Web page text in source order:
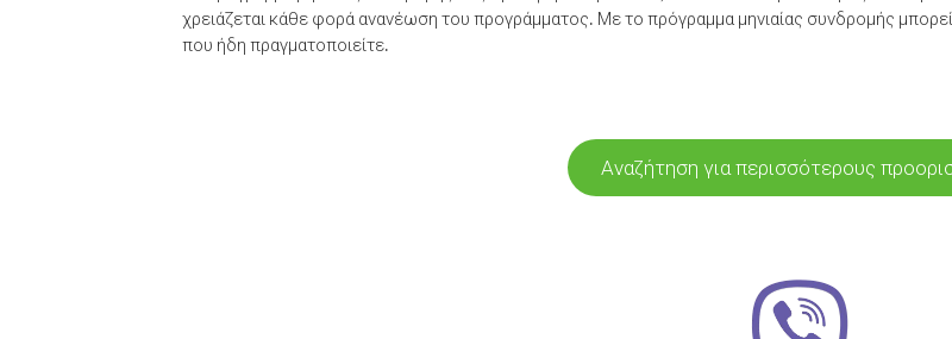
χρειάζεται κάθε φορά ανανέωση του προγράμματος. Με το πρόγραμμα μηνιαίας συνδρομής
που ήδη πραγματοποιείτε.
Αναζήτηση για περισσότερους